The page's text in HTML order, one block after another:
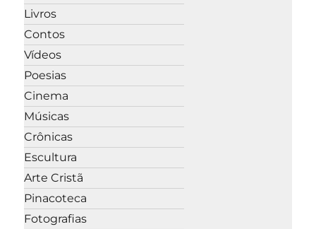
Livros
Contos
Vídeos
Poesias
Cinema
Músicas
Crônicas
Escultura
Arte Cristã
Pinacoteca
Fotografias